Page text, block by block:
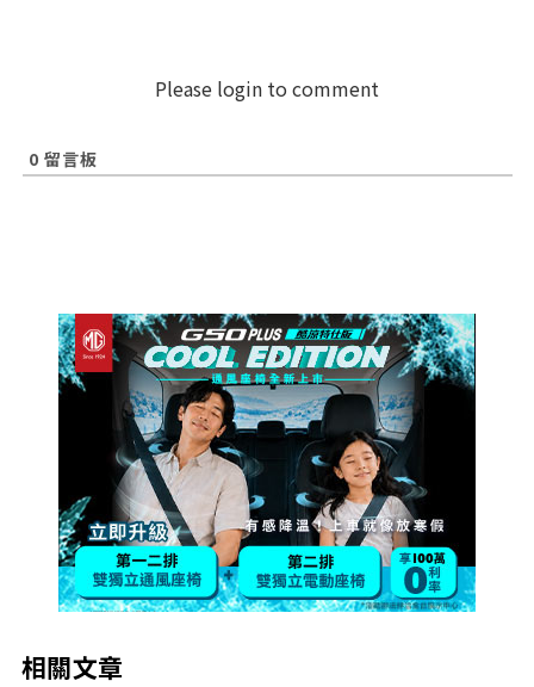
Please login to comment
0 留言板
相關文章